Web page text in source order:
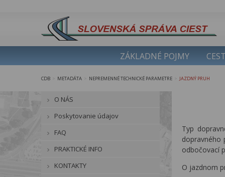
ZÁKLADNÉ POJMY
CDB METADÁTA NEPREMENNÉ TECHNICKÉ PARAMETRE JAZDNÝ PRUH
Typ
dopravného
odbočovací
O jazdnom
O NÁS
Poskytovanie údajov
FAQ
PRAKTICKÉ INFO
KONTAKTY